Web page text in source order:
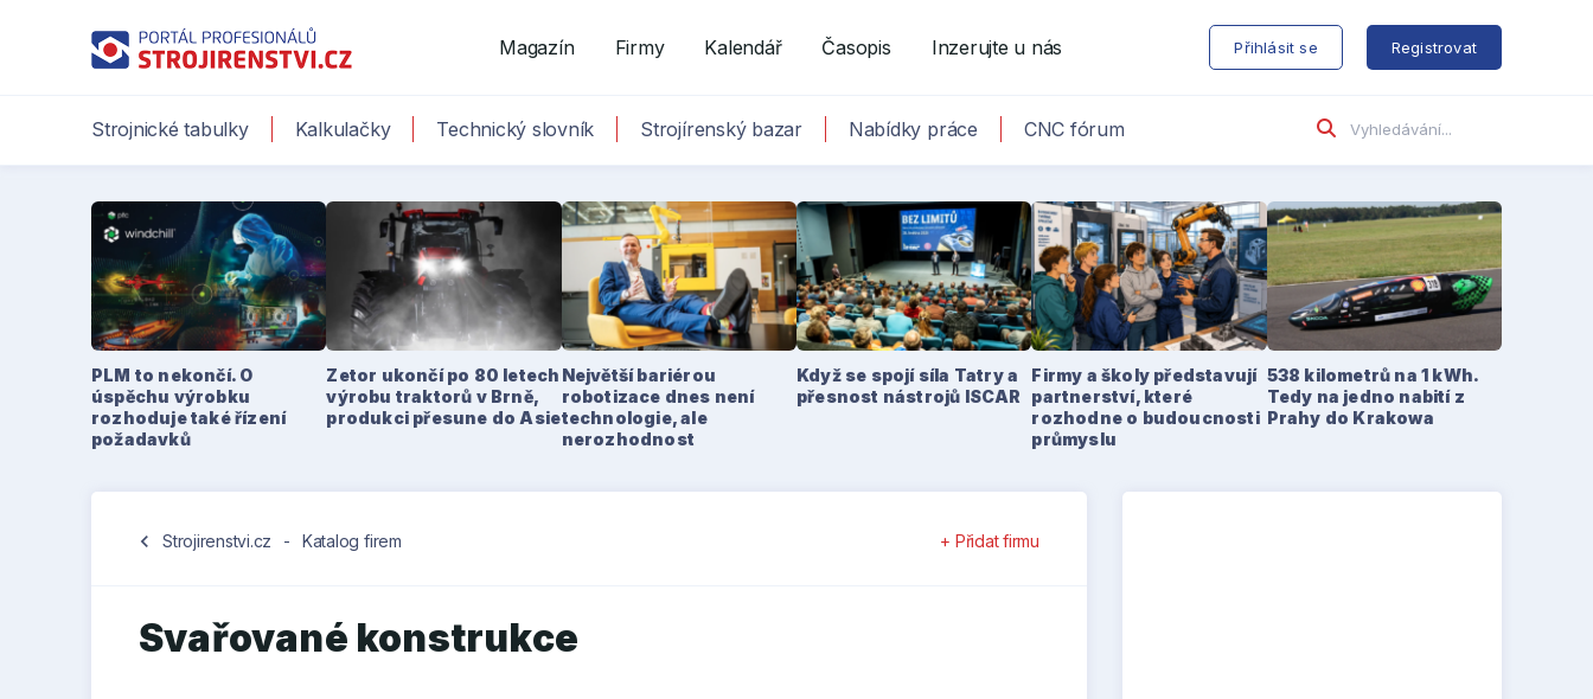
Magazín Firmy Kalendář Časopis Inzerujte u nás Přihlásit se Registrovat
Strojnické tabulky Kalkulačky Technický slovník Strojírenský bazar Nabídky práce CNC fórum
PLM to nekončí. O
úspěchu výrobku
rozhoduje také řízení
požadavků
Zetor ukončí po 80 letech
výrobu traktorů v Brně,
produkci přesune do Asie
Největší bariérou
robotizace dnes není
technologie, ale
nerozhodnost
Když se spojí síla Tatry a
přesnost nástrojů ISCAR
Firmy a školy představují
partnerství, které
rozhodne o budoucnosti
průmyslu
538 kilometrů na 1 kWh.
Tedy na jedno nabití z
Prahy do Krakowa
chevron_left Strojirenstvi.cz - Katalog firem + Přidat firmu
Svařované konstrukce